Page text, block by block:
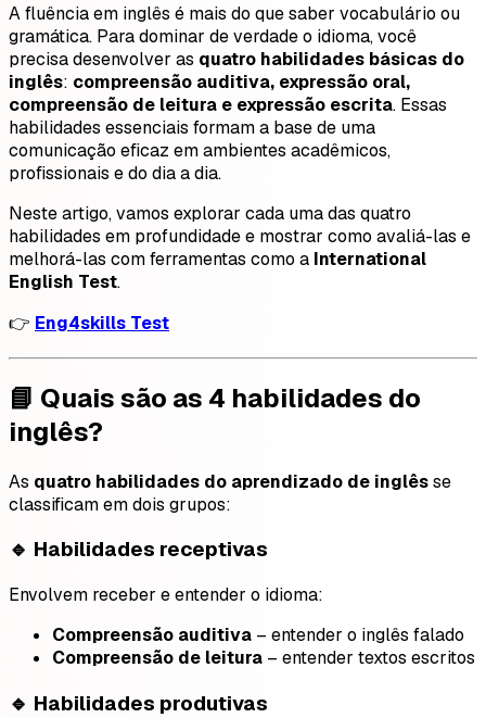
A fluência em inglês é mais do que saber vocabulário ou
gramática. Para dominar de verdade o idioma, você
precisa desenvolver as quatro habilidades básicas do
inglês: compreensão auditiva, expressão oral,
compreensão de leitura e expressão escrita. Essas
habilidades essenciais formam a base de uma
comunicação eficaz em ambientes acadêmicos,
profissionais e do dia a dia.
Neste artigo, vamos explorar cada uma das quatro
habilidades em profundidade e mostrar como avaliá-las e
melhorá-las com ferramentas como a International
English Test.
👉 Eng4skills Test
📘 Quais são as 4 habilidades do
inglês?
As quatro habilidades do aprendizado de inglêsse
classificam em dois grupos:
🔹 Habilidades receptivas
Envolvem receber e entender o idioma:
Compreensão auditiva – entender o inglês falado
Compreensão de leitura – entender textos escritos
🔹 Habilidades produtivas